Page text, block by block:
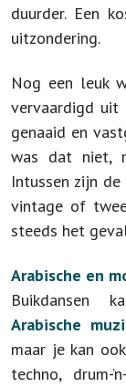
duurder. Een
uitzondering.
Nog een leuk
vervaardigd
genaaid en
was dat niet,
Intussen zijn
vintage of
steeds het
Arabische en
Buikdansen
Arabische
maar je kan
techno, drum-